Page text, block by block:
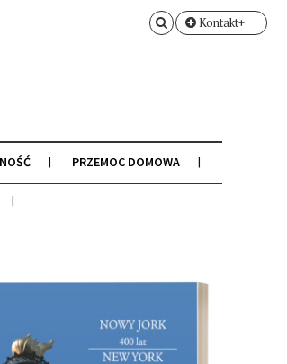
Kontakt+
PRZEMOC DOMOWA